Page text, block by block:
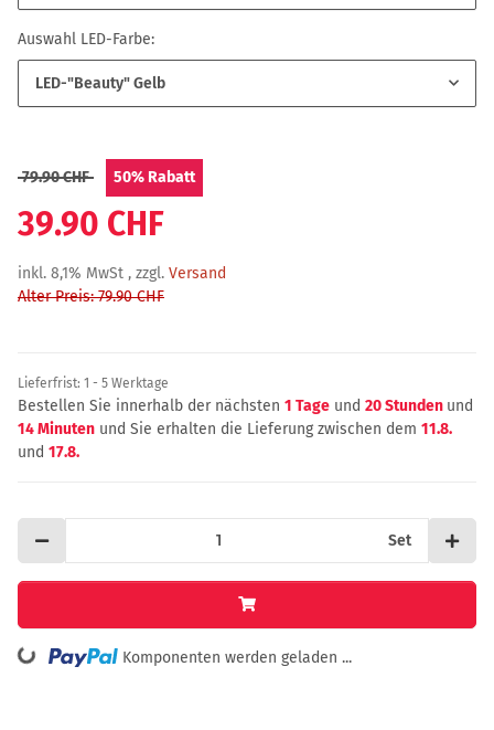
Auswahl LED-Farbe:
LED-"Beauty" Gelb
79.90 CHF 50% Rabatt
39.90 CHF
inkl. 8,1% MwSt , zzgl. Versand
Alter Preis: 79.90 CHF
Lieferfrist: 1 - 5 Werktage
Bestellen Sie innerhalb der nächsten 1 Tage und 20 Stunden und
14 Minuten und Sie erhalten die Lieferung zwischen dem 11.8.
und 17.8.
Set
Komponenten werden geladen ...